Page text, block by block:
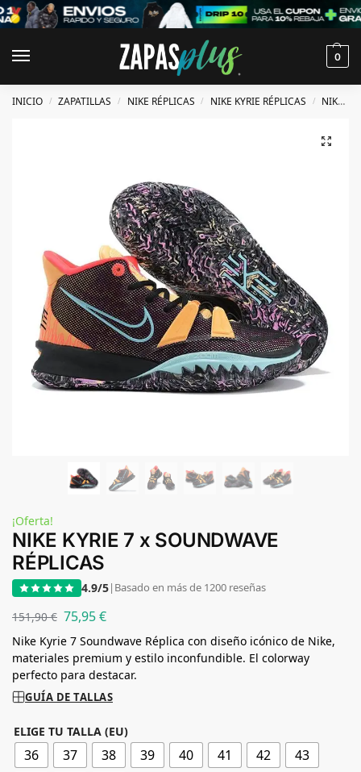
0
INICIO / ZAPATILLAS / NIKE RÉPLICAS / NIKE KYRIE RÉPLICAS / NIKE KYRIE 7 RÉPLICAS
¡Oferta!
NIKE KYRIE 7 x SOUNDWAVE
RÉPLICAS
4.9/5| Basado en más de 1200 reseñas
151,90€ 75,95€
Nike Kyrie 7 Soundwave Réplica con diseño icónico de Nike,
materiales premium y estilo inconfundible. El colorway
perfecto para destacar.
GUÍA DE TALLAS
ELIGE TU TALLA (EU)
36 37 38 39 40 41 42
43